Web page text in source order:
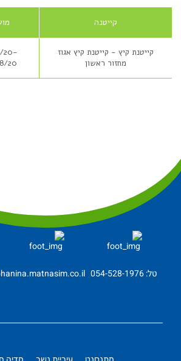
קייטנה
קייטנת קיץ - קייטנת קיץ אגוז
מחזור ראשון
20-
20
טל: ⁦054-528-1976⁩